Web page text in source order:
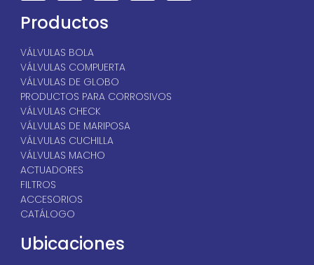
Productos
VÁLVULAS BOLA
VÁLVULAS COMPUERTA
VÁLVULAS DE GLOBO
PRODUCTOS PARA CORROSIVOS
VÁLVULAS CHECK
VÁLVULAS DE MARIPOSA
VÁLVULAS CUCHILLA
VÁLVULAS MACHO
ACTUADORES
FILTROS
ACCESORIOS
CATÁLOGO
Ubicaciones